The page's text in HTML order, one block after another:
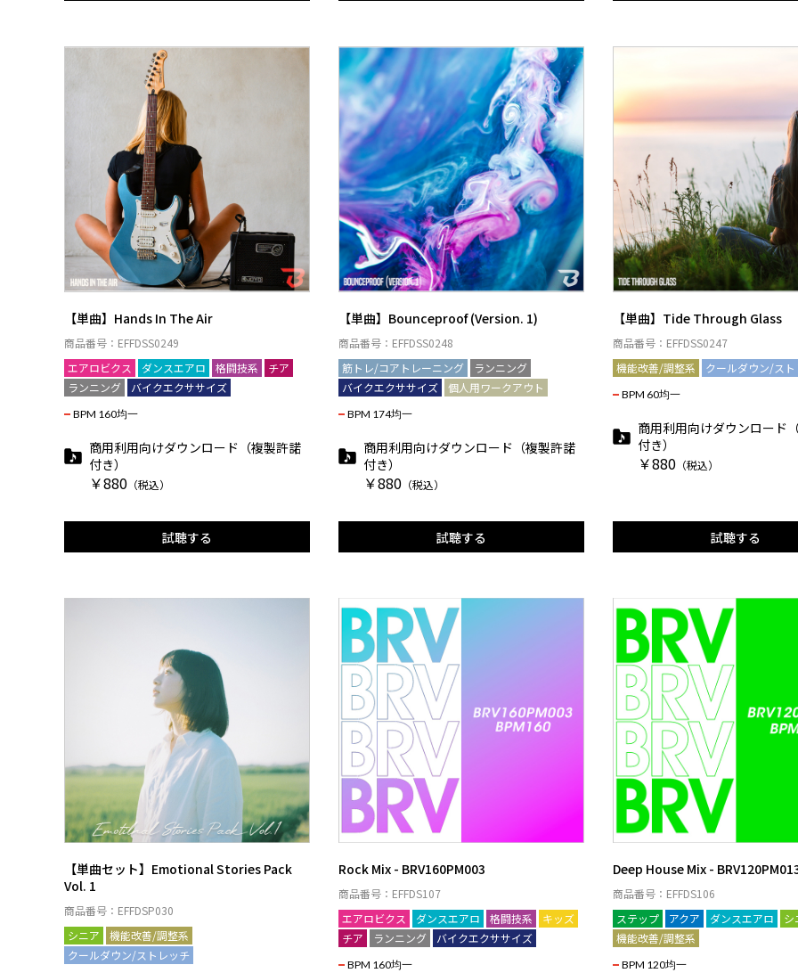
【単曲】Hands In The Air
商品番号：EFFDSS0249
エアロビクス
ダンスエアロ 格闘技系
チア
ランニング
バイクエクササイズ
BPM 160均一
商用利用向けダウンロード（複製許諾
付き）
￥880 （税込）
試聴する
【単曲】Bounceproof (Version. 1)
商品番号：EFFDSS0248
筋トレ/コアトレーニング
ランニング
バイクエクササイズ
個人用ワークアウト
BPM 174均一
商用利用向けダウンロード（複製許諾
付き）
￥880 （税込）
試聴する
【単曲】Tide Through Glass
商品番号：EFFDSS0247
機能改善/調整系
クールダウン/ス
BPM 60均一
商用利用向けダウンロード
付き）
￥880 （税込）
試聴する
【単曲セット】Emotional Stories Pack
Vol. 1
商品番号：EFFDSP030
シニア
機能改善/調整系
クールダウン/ストレッチ
Rock Mix - BRV160PM003
商品番号：EFFDS107
エアロビクス
ダンスエアロ 格闘技系
キッズ
チア
ランニング バイクエクササイズ
BPM 160均一
Deep House Mix -
商品番号：EFFDS106
ステップ
アクア ダンスエアロ
シ
機能改善/調整系
BPM 120均一